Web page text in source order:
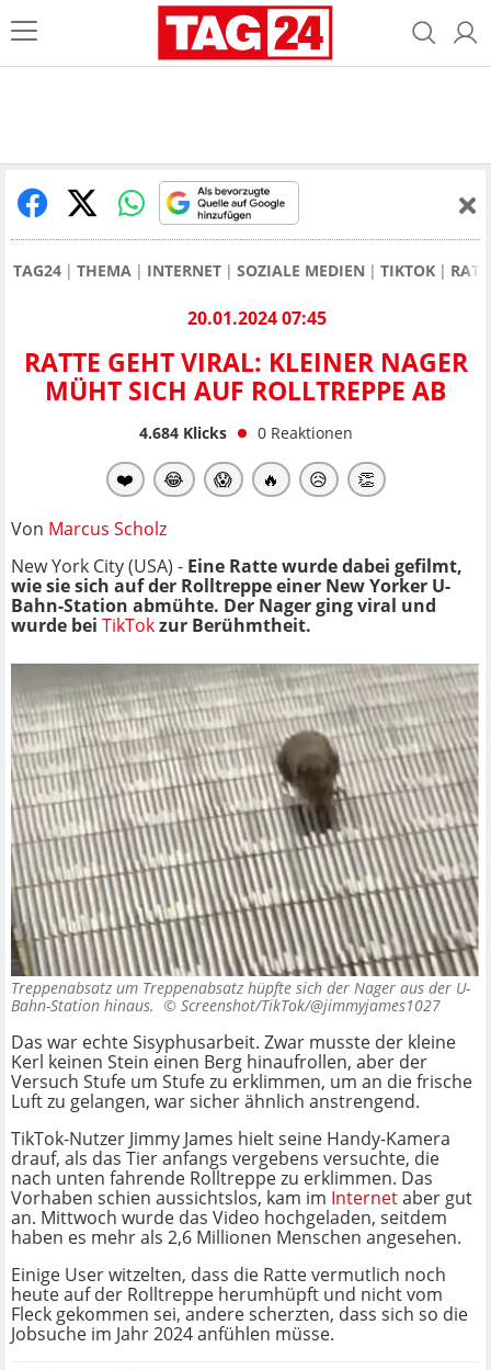
TAG24 THEMA INTERNET SOZIALE MEDIEN TIKTOK
20.01.2024 07:45
RATTE GEHT VIRAL: KLEINER NAGER
MÜHT SICH AUF ROLLTREPPE AB
4.684Klicks 0 Reaktionen
❤️ 😂 😱 🔥 😥 👏
Von Marcus Scholz
New York City (USA) - Eine Ratte wurde dabei gefilmt,
wie sie sich auf der Rolltreppe einer New Yorker U-
Bahn-Station abmühte. Der Nager ging viral und
wurde bei TikTokzur Berühmtheit.
Treppenabsatz um Treppenabsatz hüpfte sich der Nager aus der U-
Bahn-Station hinaus. © Screenshot/TikTok/@jimmyjames1027
Das war echte Sisyphusarbeit. Zwar musste der kleine
Kerl keinen Stein einen Berg hinaufrollen, aber der
Versuch Stufe um Stufe zu erklimmen, um an die frische
Luft zu gelangen, war sicher ähnlich anstrengend.
TikTok-Nutzer Jimmy James hielt seine Handy-Kamera
drauf, als das Tier anfangs vergebens versuchte, die
nach unten fahrende Rolltreppe zu erklimmen. Das
Vorhaben schien aussichtslos, kam im Internetaber gut
an. Mittwoch wurde das Video hochgeladen, seitdem
haben es mehr als 2,6 Millionen Menschen angesehen.
Einige User witzelten, dass die Ratte vermutlich noch
heute auf der Rolltreppe herumhüpft und nicht vom
Fleck gekommen sei, andere scherzten, dass sich so die
Jobsuche im Jahr 2024 anfühlen müsse.